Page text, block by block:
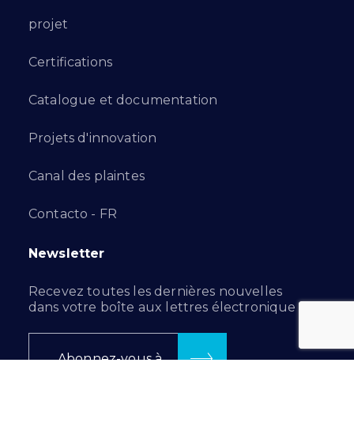
projet
Certifications
Catalogue et documentation
Projets d'innovation
Canal des plaintes
Contacto - FR
Newsletter
Recevez toutes les dernières nouvelles
dans votre boîte aux lettres électronique :
Abonnez-vous à